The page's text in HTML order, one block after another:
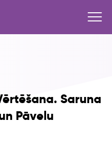
Saruna
Pāvelu